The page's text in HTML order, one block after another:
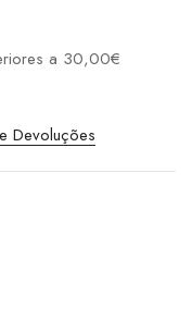
a 30,00€
Devoluções